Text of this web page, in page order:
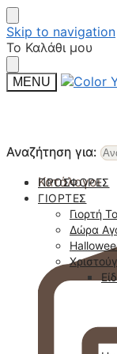
Skip to navigation
Το Καλάθι μου
MENU
Αναζήτηση για:
Κατάλογοι
Αναζήτηση για:
ΠΡΟΣΦΟΡΈΣ
ΓΙΟΡΤΈΣ
Γιορτή
Δώρα